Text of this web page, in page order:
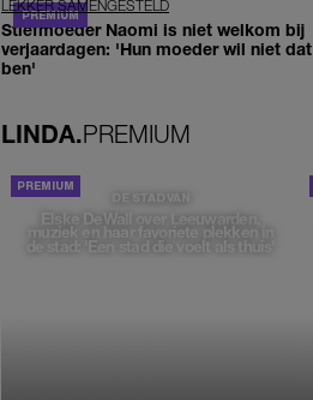
LEKKER SAMENGESTELD
Stiefmoeder Naomi is niet welkom bij
verjaardagen: 'Hun moeder wil niet
ben'
LINDA.PREMIUM
DE STAD VAN
Elske DeWall over Leeuwarden,
muziek en haar favoriete plekken in
de stad: 'Een stad die voelt als thuis'